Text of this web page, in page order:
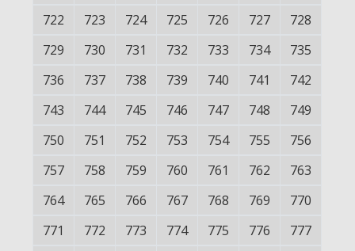
722
723 724 725 726 727
728
729
730 731 732 733 734
735
736
737 738 739 740 741
742
743
744 745 746 747 748
749
750
751 752 753 754 755
756
757
758 759 760 761 762
763
764
765 766 767 768 769
770
771
772 773 774 775 776
777